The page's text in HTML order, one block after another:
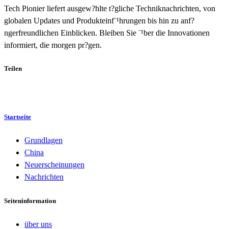
Tech Pionier liefert ausgew?hlte t?gliche Techniknachrichten, von
globalen Updates und Produkteinf¨¹hrungen bis hin zu anf?
ngerfreundlichen Einblicken. Bleiben Sie ¨¹ber die Innovationen
informiert, die morgen pr?gen.
Teilen
Startseite
Grundlagen
China
Neuerscheinungen
Nachrichten
Seiteninformation
über uns